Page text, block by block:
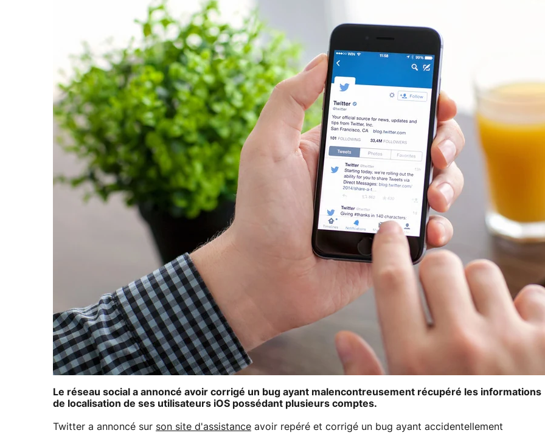
Le réseau social a annoncé avoir corrigé un bug ayant malencontreusement récupéré les informations
de localisation de ses utilisateurs iOS possédant plusieurs comptes.
Twitter a annoncé sur son site d'assistance avoir repéré et corrigé un bug ayant accidentellement